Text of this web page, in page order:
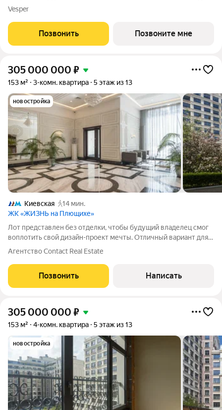
ценителей комфортной городской среды от Веспер. Квартал
площадью 3,7 га расположен на Кутузовском проспекте и
воплощает новую
Vesper
Позвонить Позвоните мне
305 000 000 ₽
153 м² 3-комн. квартира 5 этаж из 13
новостройка
Киевская
14 мин.
ЖК «ЖИЗНЬ на Плющихе»
Лот представлен без отделки, чтобы будущий владелец смог
воплотить свой дизайн-проект мечты. Отличный вариант для
комфортного проживания можно спланировать просторную
санузлом, вторую спальню
Агентство Contact Real Estate
Позвонить Написать
305 000 000 ₽
153 м² 4-комн. квартира 5 этаж из 13
новостройка